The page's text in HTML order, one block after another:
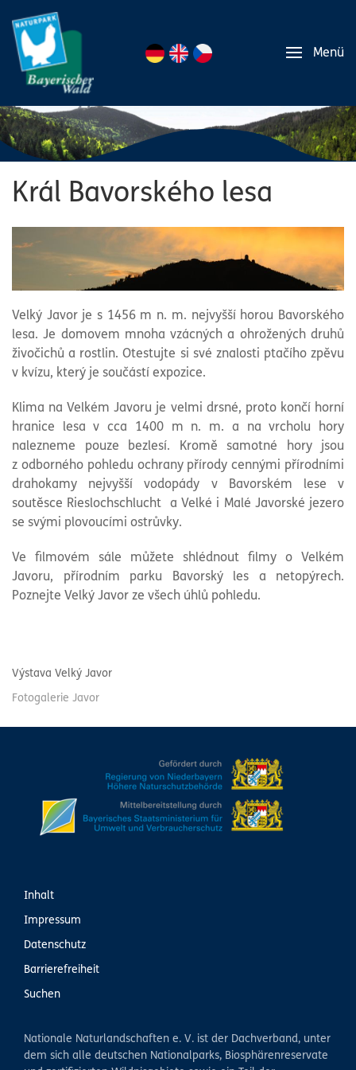
Menü
Král Bavorského lesa
Velký Javor je s 1456 m n. m. nejvyšší horou Bavorského
lesa. Je domovem mnoha vzácných a ohrožených druhů
živočichů a rostlin. Otestujte si své znalosti ptačího zpěvu
v kvízu, který je součástí expozice.
Klima na Velkém Javoru je velmi drsné, proto končí horní
hranice lesa v cca 1400 m n. m. a na vrcholu hory
nalezneme pouze bezlesí. Kromě samotné hory jsou
z odborného pohledu ochrany přírody cennými přírodními
drahokamy nejvyšší vodopády v Bavorském lese v
soutěsce Rieslochschlucht a Velké i Malé Javorské jezero
se svými plovoucími ostrůvky.
Ve filmovém sále můžete shlédnout filmy o Velkém
Javoru, přírodním parku Bavorský les a netopýrech.
Poznejte Velký Javor ze všech úhlů pohledu.
Výstava Velký Javor
Fotogalerie Javor
Inhalt
Impressum
Datenschutz
Barrierefreiheit
Suchen
Nationale Naturlandschaften e. V. ist der Dachverband, unter
dem sich alle deutschen Nationalparks, Biosphärenreservate